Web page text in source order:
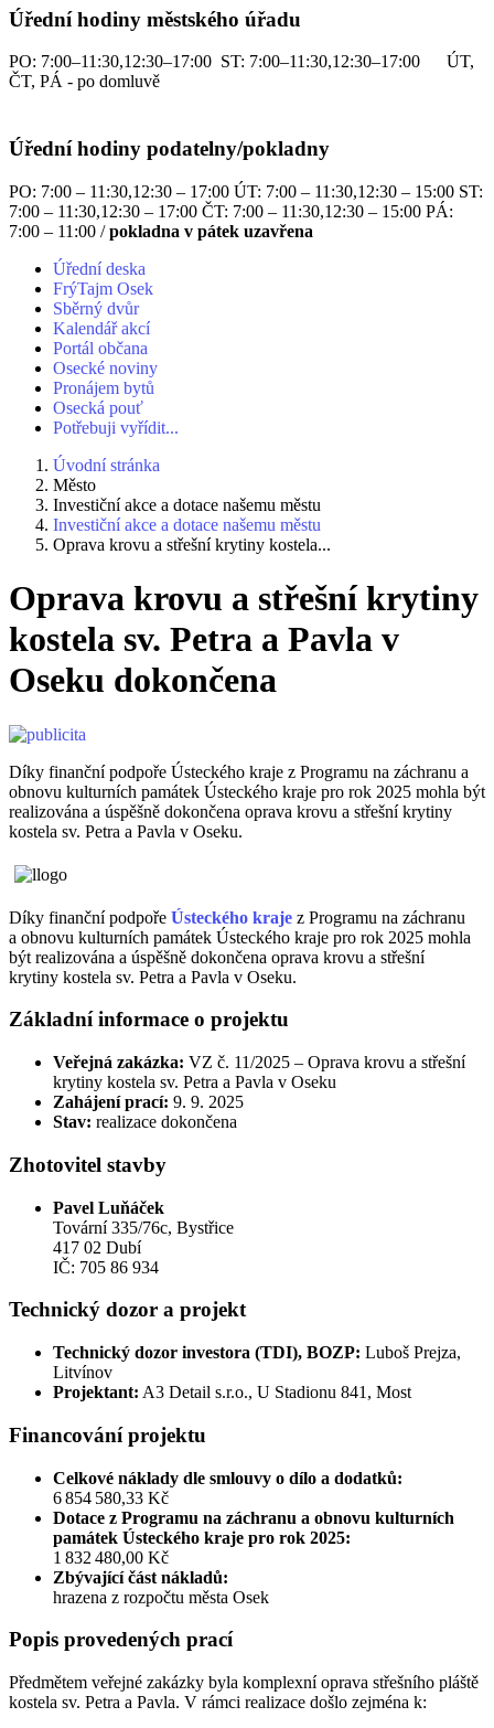
Úřední hodiny městského úřadu
PO: 7:00–11:30,12:30–17:00 ST: 7:00–11:30,12:30–17:00 ÚT,
ČT, PÁ - po domluvě
Úřední hodiny podatelny/pokladny
PO: 7:00 – 11:30,12:30 – 17:00 ÚT: 7:00 – 11:30,12:30 – 15:00 ST:
7:00 – 11:30,12:30 – 17:00 ČT: 7:00 – 11:30,12:30 – 15:00 PÁ:
7:00 – 11:00 /pokladna v pátek uzavřena
Úřední deska
FrýTajm Osek
Sběrný dvůr
Kalendář akcí
Portál občana
Osecké noviny
Pronájem bytů
Osecká pouť
Potřebuji vyřídit...
Úvodní stránka
Město
Investiční akce a dotace našemu městu
Investiční akce a dotace našemu městu
Oprava krovu a střešní krytiny kostela...
Oprava krovu a střešní krytiny
kostela sv. Petra a Pavla v
Oseku dokončena
Díky finanční podpoře Ústeckého kraje z Programu na záchranu a
obnovu kulturních památek Ústeckého kraje pro rok 2025 mohla být
realizována a úspěšně dokončena oprava krovu a střešní krytiny
kostela sv. Petra a Pavla v Oseku.
Díky finanční podpoře Ústeckého kraje z Programu na záchranu
a obnovu kulturních památek Ústeckého kraje pro rok 2025 mohla
být realizována a úspěšně dokončena oprava krovu a střešní
krytiny kostela sv. Petra a Pavla v Oseku.
Základní informace o projektu
Veřejná zakázka: VZ č. 11/2025 – Oprava krovu a střešní
krytiny kostela sv. Petra a Pavla v Oseku
Zahájení prací: 9. 9. 2025
Stav: realizace dokončena
Zhotovitel stavby
Pavel Luňáček
Tovární 335/76c, Bystřice
417 02 Dubí
IČ: 705 86 934
Technický dozor a projekt
Technický dozor investora (TDI), BOZP: Luboš Prejza,
Litvínov
Projektant: A3 Detail s.r.o., U Stadionu 841, Most
Financování projektu
Celkové náklady dle smlouvy o dílo a dodatků:
6 854 580,33 Kč
Dotace z Programu na záchranu a obnovu kulturních
památek Ústeckého kraje pro rok 2025:
1 832 480,00 Kč
Zbývající část nákladů:
hrazena z rozpočtu města Osek
Popis provedených prací
Předmětem veřejné zakázky byla komplexní oprava střešního pláště
kostela sv. Petra a Pavla. V rámci realizace došlo zejména k: